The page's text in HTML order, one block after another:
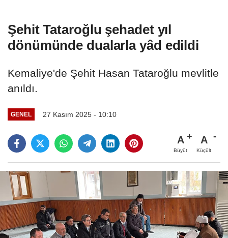
Şehit Tataroğlu şehadet yıl
dönümünde dualarla yâd edildi
Kemaliye'de Şehit Hasan Tataroğlu mevlitle
anıldı.
GENEL 27 Kasım 2025 - 10:10
A
Büyüt
A
Küçült